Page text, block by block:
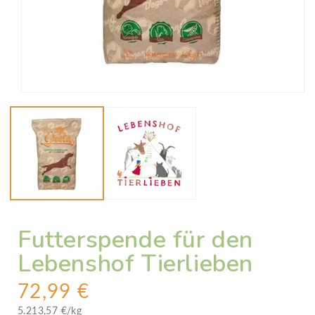
1
Modal
öffnen
Futterspende für den
Lebenshof Tierlieben
N
o
72,99 €
G
5.213,57 €/kg